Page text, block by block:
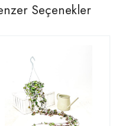
Seçenekler